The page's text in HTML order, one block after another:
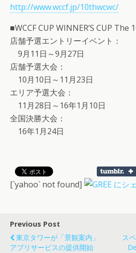
http://www.wccf.jp/10thwcwc/
■WCCF CUP WINNER’S CUP The
店舗予選エントリーイベント：
9月11日～9月27日
店舗予選大会：
10月10日～11月23日
エリア予選大会：
11月28日～16年1月10日
全国決勝大会：
16年1月24日
[`yahoo` not found]
Previous Post
東京タワーが「景観案内」
アプリサービスの提供開始
ス